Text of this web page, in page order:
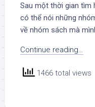
Sau một thời gian tìm
có thể nói những
về nhóm sách mà
Continue reading…
1466 total views